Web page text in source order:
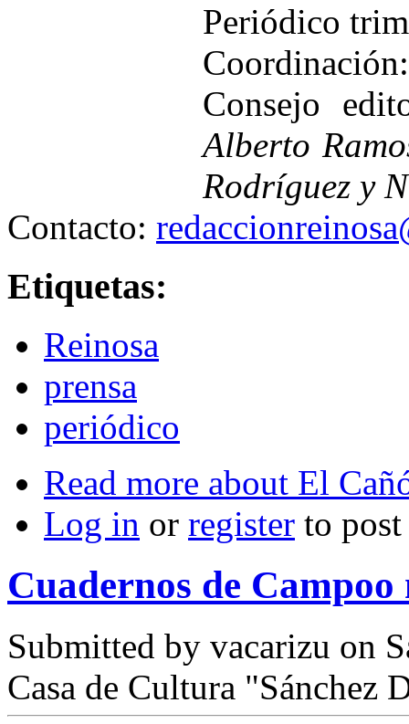
Periódico
Consejo
Alberto
Rodríguez y
Contacto:
Etiquetas:
Reinosa
prensa
periódico
Read more about El
Log in or register to
Cuadernos de Campoo
Submitted by vacarizu on
Casa de Cultura "Sánchez